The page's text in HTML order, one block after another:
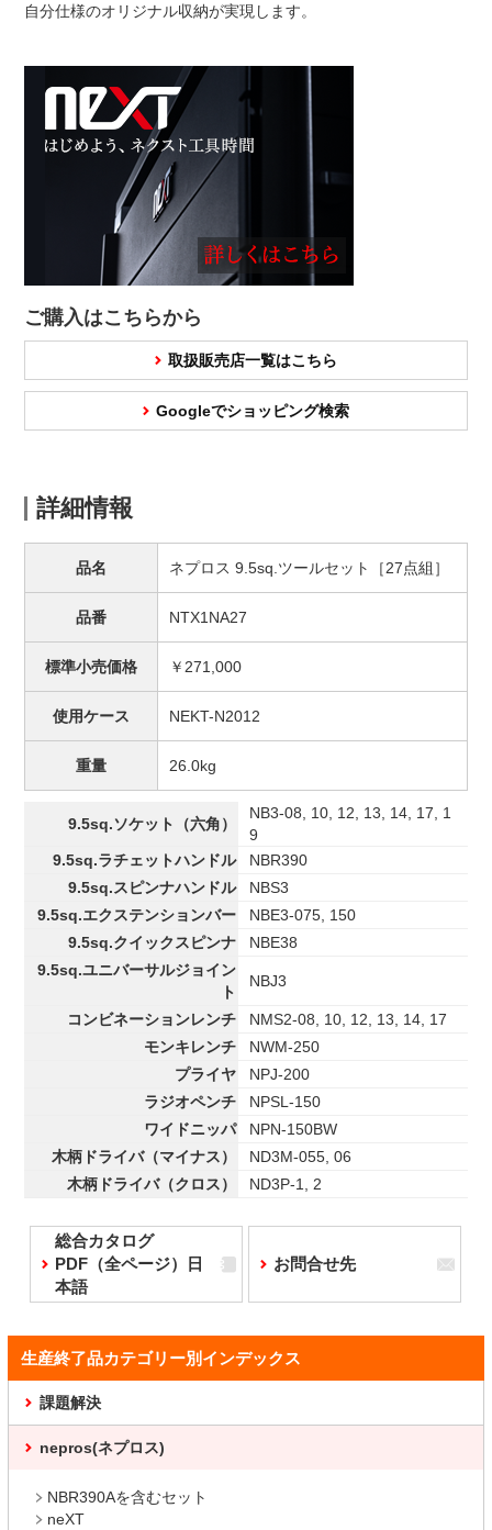
自分仕様のオリジナル収納が実現します。
ご購入はこちらから
取扱販売店一覧はこちら
Googleでショッピング検索
詳細情報
品名 ネプロス 9.5sq.ツールセット［27点組］
品番 NTX1NA27
標準小売価格 ￥271,000
使用ケース NEKT-N2012
重量 26.0kg
9.5sq.ソケット（六角）
NB3-08, 10, 12, 13, 14, 17, 1
9
9.5sq.ラチェットハンドル
NBR390
9.5sq.スピンナハンドル
NBS3
9.5sq.エクステンションバー
NBE3-075, 150
9.5sq.クイックスピンナ
NBE38
9.5sq.ユニバーサルジョイン
ト
NBJ3
コンビネーションレンチ
NMS2-08, 10, 12, 13, 14, 17
モンキレンチ
NWM-250
プライヤ
NPJ-200
ラジオペンチ
NPSL-150
ワイドニッパ
NPN-150BW
木柄ドライバ（マイナス）
ND3M-055, 06
木柄ドライバ（クロス）
ND3P-1, 2
総合カタログ
PDF（全ページ）日
本語
お問合せ先
生産終了品カテゴリー別インデックス
課題解決
nepros(ネプロス)
NBR390Aを含むセット
neXT